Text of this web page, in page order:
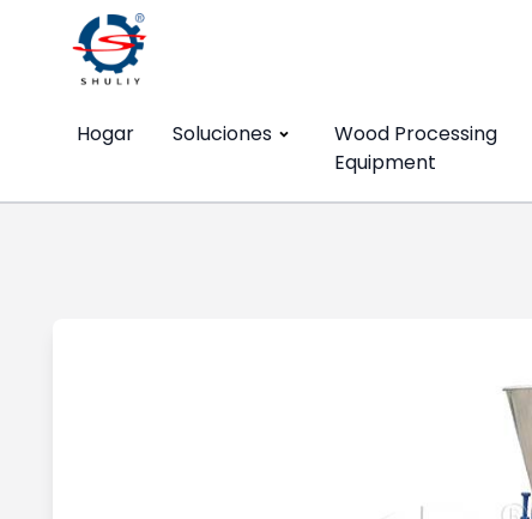
Hogar Soluciones
Wood Processing
Equipment